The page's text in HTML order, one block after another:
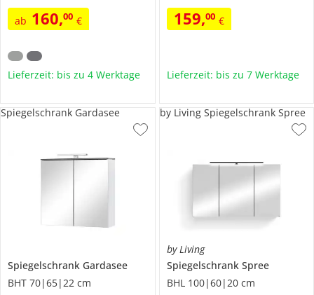
ab 160,00 €
Lieferzeit: bis zu 4 Werktage
159,00 €
Lieferzeit: bis zu 7 Werktage
Spiegelschrank Gardasee
BHT 70|65|22 cm
Spiegelschrank Gardasee
by Living
Spiegelschrank Spree
BHL 100|60|20 cm
by Living Spiegelschrank Spree